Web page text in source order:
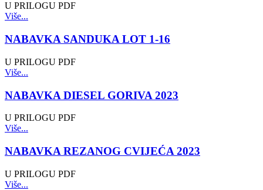
U PRILOGU PDF
Više...
NABAVKA SANDUKA LOT 1-16
U PRILOGU PDF
Više...
NABAVKA DIESEL GORIVA 2023
U PRILOGU PDF
Više...
NABAVKA REZANOG CVIJEĆA 2023
U PRILOGU PDF
Više...